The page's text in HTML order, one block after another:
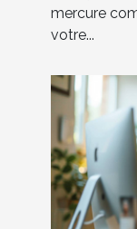
et
mercure
votre...